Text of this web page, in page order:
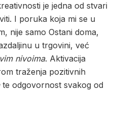
je jedna od stvari
I poruka koja mi se u
nije samo Ostani doma,
u trgovini, već
nivoima. Aktivacija
traženja pozitivnih
te odgovornost svakog od